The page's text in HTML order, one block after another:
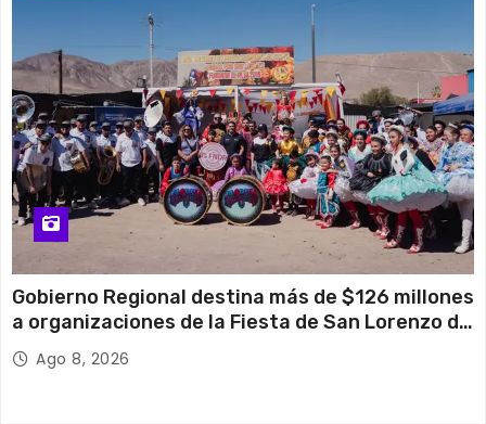
Gobierno Regional destina más de $126 millones
a organizaciones de la Fiesta de San Lorenzo de
Tarapacá
Ago 8, 2026